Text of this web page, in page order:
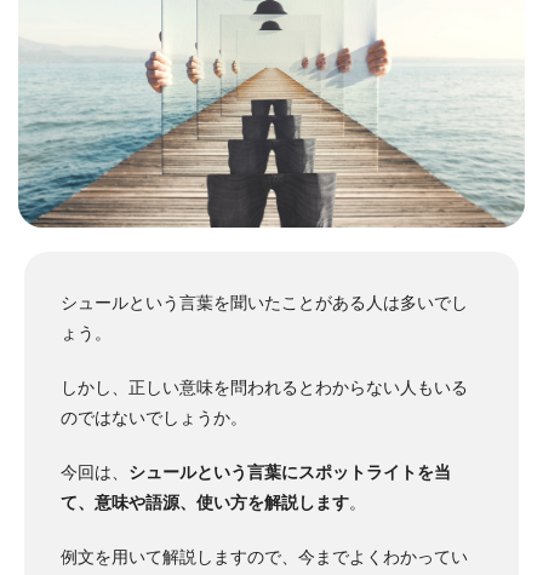
シュールという言葉を聞いたことがある人は多いでし
ょう。
しかし、正しい意味を問われるとわからない人もいる
のではないでしょうか。
今回は、 シュールという言葉にスポットライトを当
て、意味や語源、使い方を解説します。
例文を用いて解説しますので、今までよくわかってい